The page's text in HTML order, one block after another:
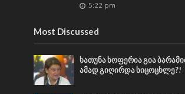
5:22 pm
Most Discussed
ხათუნა ხოფერია გია
ამად გიღირდა სიცოცხლე?!